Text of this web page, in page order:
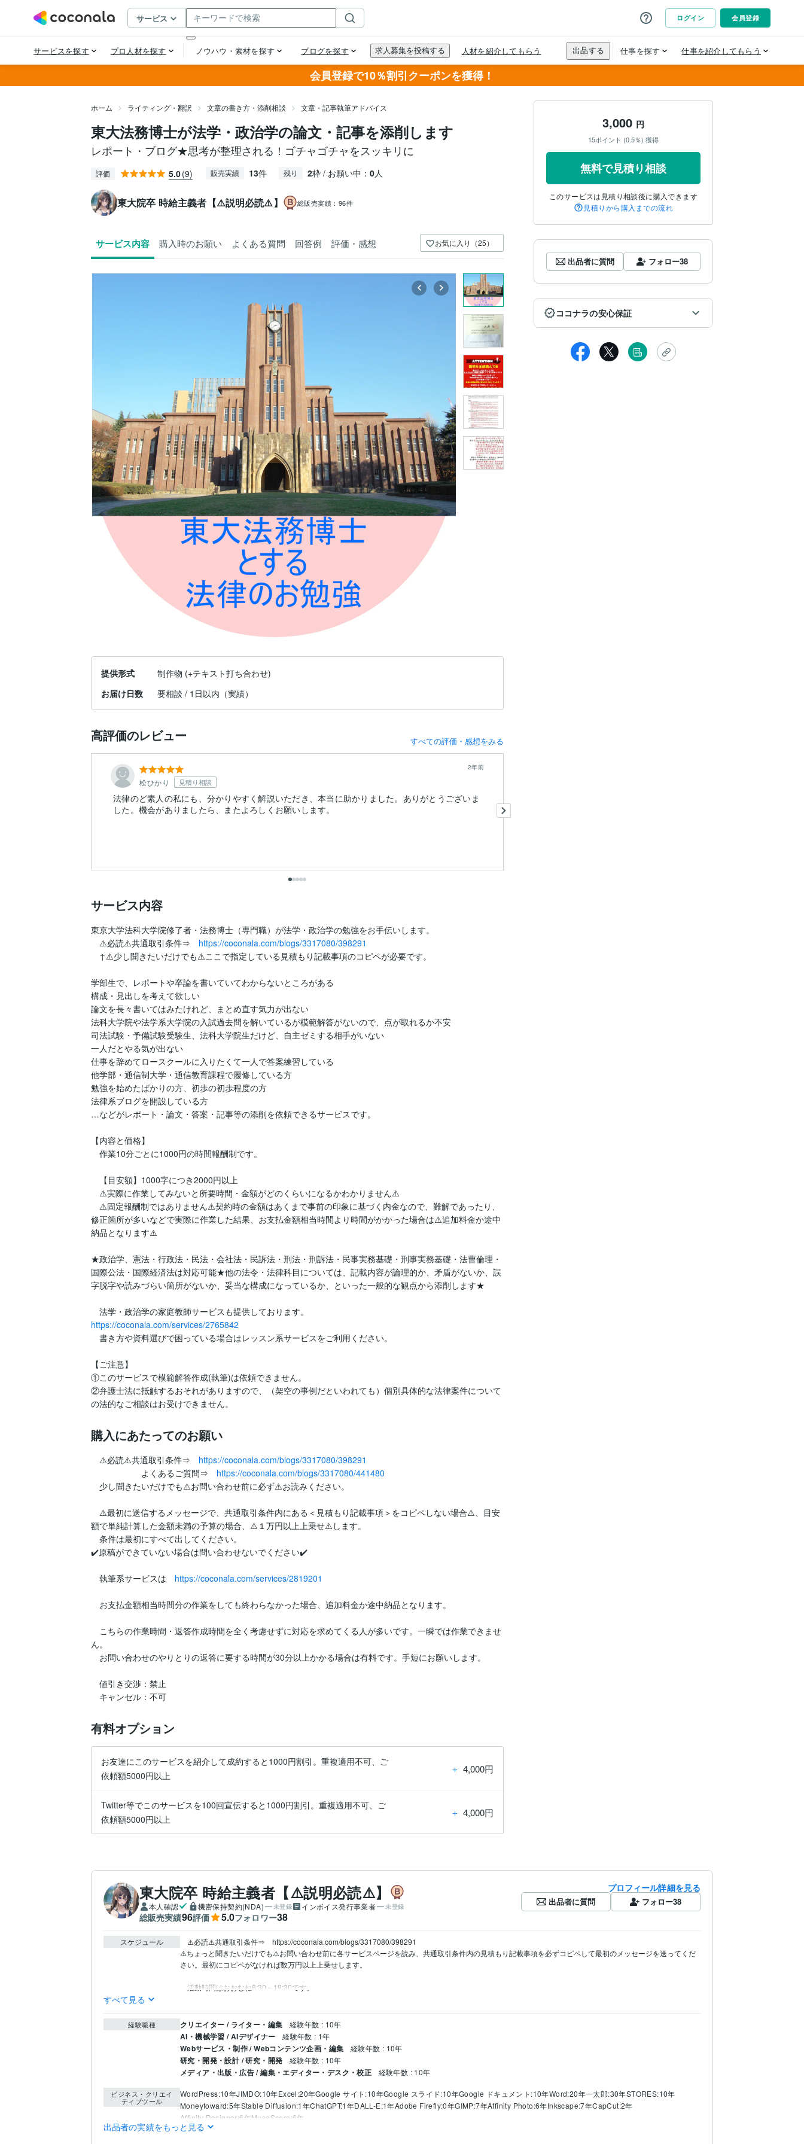
会員登録で10％割引クーポンを獲得！
ホーム ライティング・翻訳 文章の書き方・添削相談 文章・記事執筆アドバイス
東大法務博士が法学・政治学の論文・記事を添削します
レポート・ブログ★思考が整理される！ゴチャゴチャをスッキリに
評価 5.0(9) 販売実績 13件 残り 2枠 / お願い中： 0人
東大院卒 時給主義者【⚠️説明必読⚠️】 総販売実績： 96件
サービス内容 購入時のお願い よくある質問 回答例 評価・感想 お気に入り（25）
提供形式
制作物 (+テキスト打ち合わせ)
お届け日数
要相談 / 1日以内（実績）
高評価のレビュー すべての評価・感想をみる
松ひかり 見積り相談
2年前
法律のど素人の私にも、分かりやすく解説いただき、本当に助かりました。ありがとうございま
した。機会がありましたら、またよろしくお願いします。
サービス内容
東京大学法科大学院修了者・法務博士（専門職）が法学・政治学の勉強をお手伝いします。
⚠️必読⚠️共通取引条件⇒ https://coconala.com/blogs/3317080/398291
↑⚠️少し聞きたいだけでも⚠️ここで指定している見積もり記載事項のコピペが必要です。
学部生で、レポートや卒論を書いていてわからないところがある
構成・見出しを考えて欲しい
論文を長々書いてはみたけれど、まとめ直す気力が出ない
法科大学院や法学系大学院の入試過去問を解いているが模範解答がないので、点が取れるか不安
司法試験・予備試験受験生、法科大学院生だけど、自主ゼミする相手がいない
一人だとやる気が出ない
仕事を辞めてロースクールに入りたくて一人で答案練習している
他学部・通信制大学・通信教育課程で履修している方
勉強を始めたばかりの方、初歩の初歩程度の方
法律系ブログを開設している方
…などがレポート・論文・答案・記事等の添削を依頼できるサービスです。
【内容と価格】
作業10分ごとに1000円の時間報酬制です。
【目安額】1000字につき2000円以上
⚠️実際に作業してみないと所要時間・金額がどのくらいになるかわかりません⚠️
⚠️固定報酬制ではありません⚠️契約時の金額はあくまで事前の印象に基づく内金なので、難解であったり、
修正箇所が多いなどで実際に作業した結果、お支払金額相当時間より時間がかかった場合は⚠️追加料金か途中
納品となります⚠️
★政治学、憲法・行政法・民法・会社法・民訴法・刑法・刑訴法・民事実務基礎・刑事実務基礎・法曹倫理・
国際公法・国際経済法は対応可能★他の法令・法律科目については、記載内容が論理的か、矛盾がないか、誤
字脱字や読みづらい箇所がないか、妥当な構成になっているか、といった一般的な観点から添削します★
https://coconala.com/services/2765842
書き方や資料選びで困っている場合はレッスン系サービスをご利用ください。
【ご注意】
①このサービスで模範解答作成(執筆)は依頼できません。
②弁護士法に抵触するおそれがありますので、（架空の事例だといわれても）個別具体的な法律案件について
の法的なご相談はお受けできません。
購入にあたってのお願い
⚠️必読⚠️共通取引条件⇒ https://coconala.com/blogs/3317080/398291
よくあるご質問⇒ https://coconala.com/blogs/3317080/441480
少し聞きたいだけでも⚠️お問い合わせ前に必ず⚠️お読みください。
⚠️最初に送信するメッセージで、共通取引条件内にある＜見積もり記載事項＞をコピペしない場合⚠️、目安
額で単純計算した金額未満の予算の場合、⚠️１万円以上上乗せ⚠️します。
条件は最初にすべて出してください。
✔️原稿ができていない場合は問い合わせないでください✔️
執筆系サービスは https://coconala.com/services/2819201
お支払金額相当時間分の作業をしても終わらなかった場合、追加料金か途中納品となります。
こちらの作業時間・返答作成時間を全く考慮せずに対応を求めてくる人が多いです。一瞬では作業できませ
ん。
お問い合わせのやりとりの返答に要する時間が30分以上かかる場合は有料です。手短にお願いします。
値引き交渉：禁止
キャンセル：不可
有料オプション
お友達にこのサービスを紹介して成約すると1000円割引。重複適用不可、ご
依頼額5000円以上
＋ 4,000円
Twitter等でこのサービスを100回宣伝すると1000円割引。重複適用不可、ご
依頼額5000円以上
＋ 4,000円
3,000 円
15ポイント (0.5％) 獲得
無料で見積り相談
このサービスは見積り相談後に購入できます
見積りから購入までの流れ
出品者に質問 フォロー38
ココナラの安心保証
東大院卒 時給主義者【⚠️説明必読⚠️】
本人確認 機密保持契約(NDA) 未登録 インボイス発行事業者 未登録
総販売実績96評価 5.0フォロワー38
プロフィール詳細を見る
出品者に質問 フォロー38
スケジュール
⚠️必読⚠️共通取引条件⇒　https://coconala.com/blogs/3317080/398291
⚠️ちょっと聞きたいだけでも⚠️お問い合わせ前に各サービスページを読み、共通取引条件内の見積もり記載事項を必ずコピペして最初のメッセージを送ってくだ
さい。最初にコピペがなければ数万円以上上乗せします。
活動時間はおおむね8:30～19:30です。
すべて見る
経験職種 クリエイター / ライター・編集 経験年数 : 10年
AI・機械学習 / AIデザイナー 経験年数 : 1年
Webサービス・制作 / Webコンテンツ企画・編集 経験年数 : 10年
研究・開発・設計 / 研究・開発 経験年数 : 10年
メディア・出版・広告 / 編集・エディター・デスク・校正 経験年数 : 10年
ビジネス・クリエイ
ティブツール
WordPress:10年JIMDO:10年Excel:20年Google サイト:10年Google スライド:10年Google ドキュメント:10年Word:20年一太郎:30年STORES:10年
Moneyfoward:5年Stable Diffusion:1年ChatGPT:1年DALL-E:1年Adobe Firefly:0年GIMP:7年Affinity Photo:6年Inkscape:7年CapCut:2年
Affinity Designer:6年MuseScore:6年
出品者の実績をもっと見る